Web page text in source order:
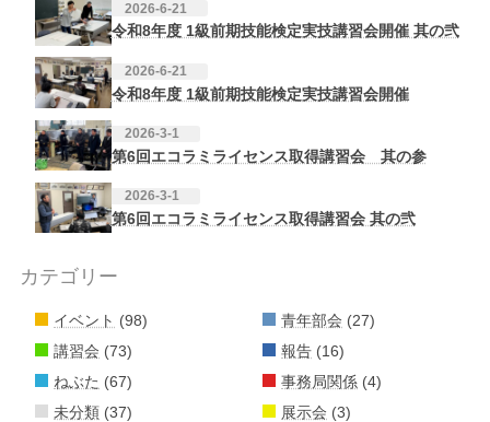
2026-6-21
令和8年度 1級前期技能検定実技講習会開催 其の弐
2026-6-21
令和8年度 1級前期技能検定実技講習会開催
2026-3-1
第6回エコラミライセンス取得講習会 其の参
2026-3-1
第6回エコラミライセンス取得講習会 其の弐
カテゴリー
イベント (98)
講習会 (73)
ねぶた (67)
未分類 (37)
青年部会 (27)
報告 (16)
事務局関係 (4)
展示会 (3)